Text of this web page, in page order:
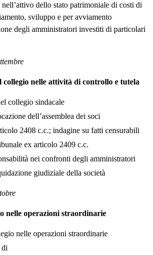
dello stato patrimoniale di costi di
sviluppo e per avviamento
degli amministratori investiti di particolari
collegio nelle attività di controllo e tutela
collegio sindacale
dell’assemblea dei soci
2408 c.c.; indagine su fatti censurabili
ex articolo 2409 c.c.
nei confronti degli amministratori
giudiziale della società
nelle operazioni straordinarie
nelle operazioni straordinarie
di